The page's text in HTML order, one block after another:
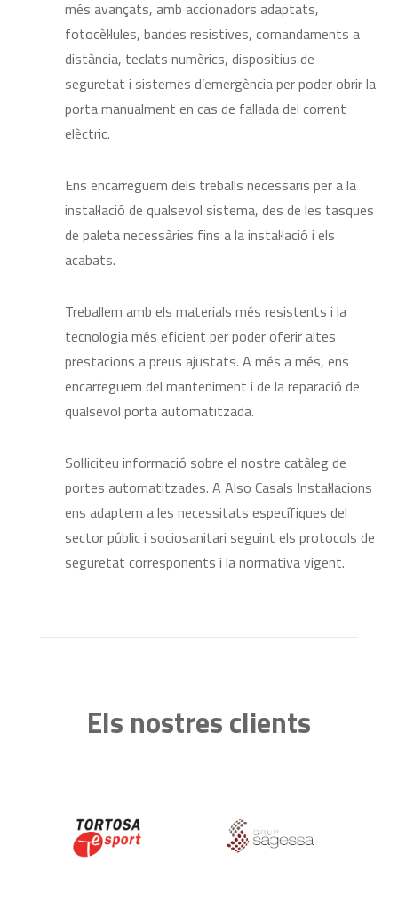
més avançats, amb accionadors adaptats,
fotocèl·lules, bandes resistives, comandaments a
distància, teclats numèrics, dispositius de
seguretat i sistemes d’emergència per poder obrir la
porta manualment en cas de fallada del corrent
elèctric.
Ens encarreguem dels treballs necessaris per a la
instal·lació de qualsevol sistema, des de les tasques
de paleta necessàries fins a la instal·lació i els
acabats.
Treballem amb els materials més resistents i la
tecnologia més eficient per poder oferir altes
prestacions a preus ajustats. A més a més, ens
encarreguem del manteniment i de la reparació de
qualsevol porta automatitzada.
Sol·liciteu informació sobre el nostre catàleg de
portes automatitzades. A Also Casals Instal·lacions
ens adaptem a les necessitats específiques del
sector públic i sociosanitari seguint els protocols de
seguretat corresponents i la normativa vigent.
Els nostres clients